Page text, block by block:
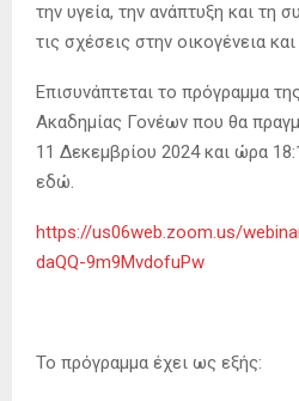
την υγεία, την ανάπτυξη και τη
τις σχέσεις στην οικογένεια
Επισυνάπτεται το πρόγραμμα
Ακαδημίας Γονέων που θα
11 Δεκεμβρίου 2024 και ώρα
εδώ.
https://us06web.zoom.us/
daQQ-9m9MvdofuPw
Το πρόγραμμα έχει ως εξής: